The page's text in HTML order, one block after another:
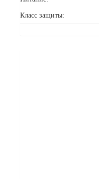
Класс защиты: